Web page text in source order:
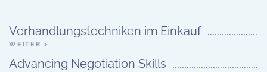
Verhandlungstechniken im Einkauf
WEITER >
Advancing Negotiation Skills